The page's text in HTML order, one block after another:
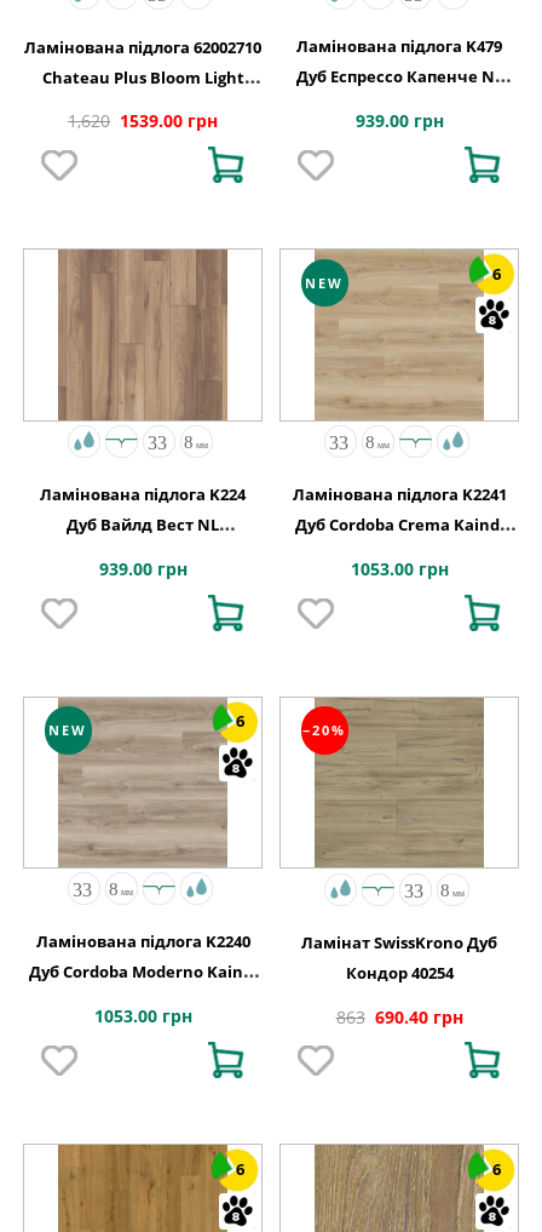
Ламінована підлога 62002710
Chateau Plus Bloom Light
1,620 1539.00 грн
Ламінована підлога K479
Дуб Еспрессо Капенче NL
939.00 грн
Ламінована підлога K224
Дуб Вайлд Вест NL
939.00 грн
NEW 6
Ламінована підлога K2241
Дуб Cordoba Crema Kaindl
1053.00 грн
NEW 6
Ламінована підлога K2240
Дуб Cordoba Moderno Kaindl
1053.00 грн
−20%
Ламінат SwissKrono Дуб
Кондор 40254
863 690.40 грн
6 6